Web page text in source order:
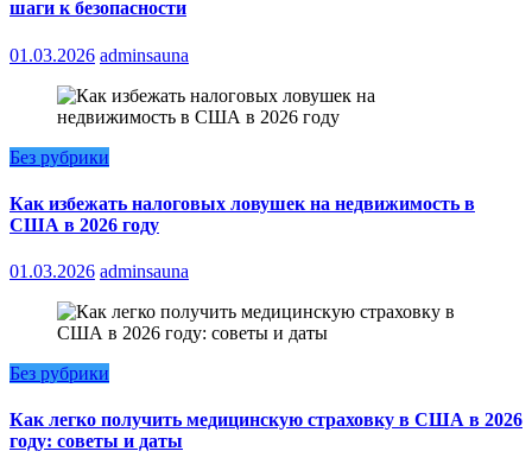
шаги к безопасности
01.03.2026 adminsauna
Без рубрики
Как избежать налоговых ловушек на недвижимость в
США в 2026 году
01.03.2026 adminsauna
Без рубрики
Как легко получить медицинскую страховку в США в 2026
году: советы и даты